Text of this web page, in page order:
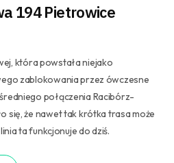
194 Pietrowice
która powstała niejako
zablokowania przez ówczesne
połączenia Racibórz-
się, że nawet tak krótka trasa może
ta funkcjonuje do dziś.